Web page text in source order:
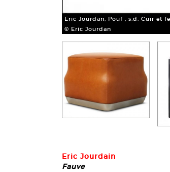
Eric Jourdan, Pouf , s.d. Cuir et
© Eric Jourdan
Eric Jourdain
Fauve